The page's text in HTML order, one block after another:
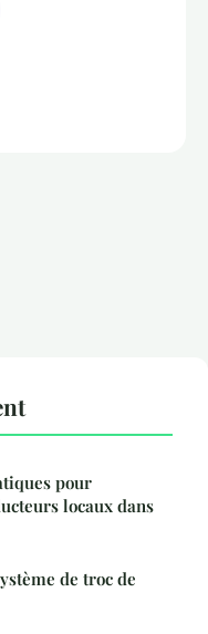
pour
locaux dans
de troc de